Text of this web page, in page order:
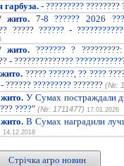
гарбуза. - ????????? ????????
жито. 7-8 ?????? 2026
????? ?????? -
жито. ??????? ?
- ??????????????
????? ??????, ?? ????
?????? ????????? ??????? (№:
У Сумах постраждали
????" (№: 1711477) 17.01.2026
В Сумах наградили
14.12.2018
Стрічка агро новин